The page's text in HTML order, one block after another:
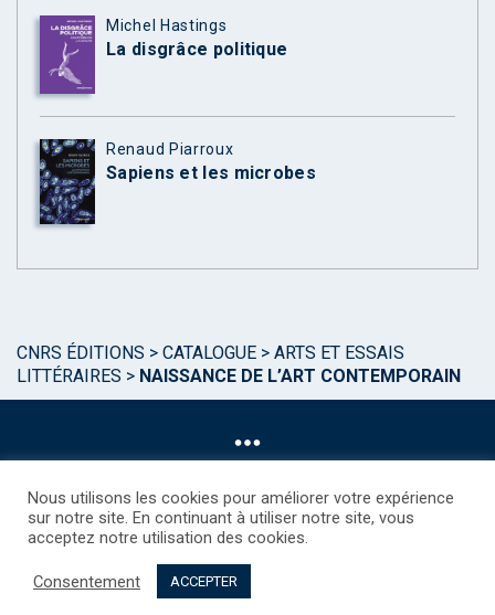
Michel Hastings
La disgrâce politique
Renaud Piarroux
Sapiens et les microbes
CNRS ÉDITIONS > CATALOGUE > ARTS ET ESSAIS
LITTÉRAIRES > NAISSANCE DE L’ART CONTEMPORAIN
©CNRS EDITIONS 2025
Droits étrangers / Foreign rights
Nous utilisons les cookies pour améliorer votre expérience
sur notre site. En continuant à utiliser notre site, vous
acceptez notre utilisation des cookies.
Consentement ACCEPTER